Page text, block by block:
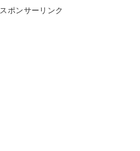
スポンサーリンク